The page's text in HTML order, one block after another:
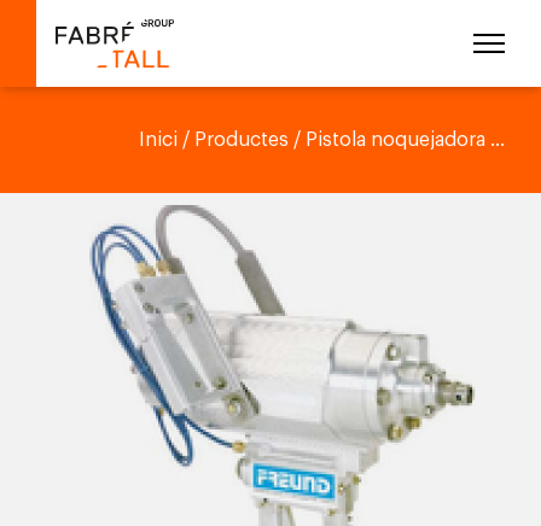
Inici / Productes / Pistola noquejadora ...